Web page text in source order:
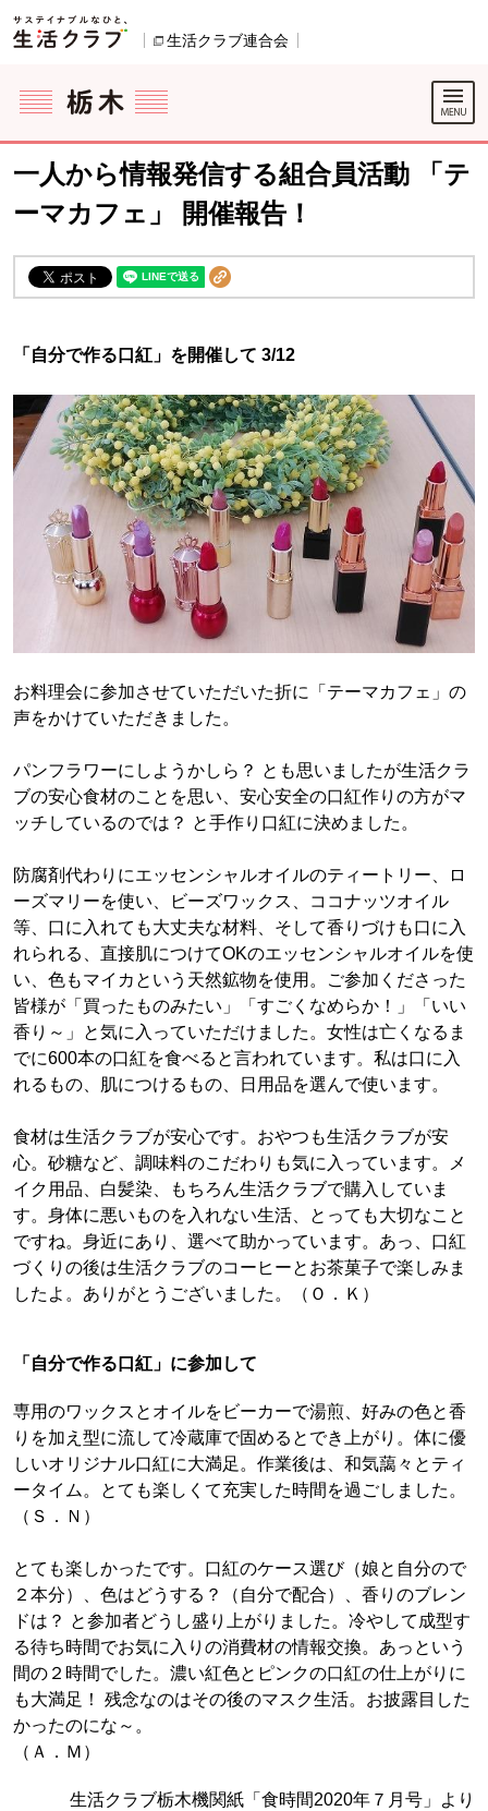
ページの先頭です。
生活クラブ連合会
ここからサイト内共通メニューです。
サイト内共通メニューをスキップする
サイト内共通メニューここまで。
一人から情報発信する組合員活動 「テ
ーマカフェ」 開催報告！
「自分で作る口紅」を開催して 3/12
お料理会に参加させていただいた折に「テーマカフェ」の
声をかけていただきました。
パンフラワーにしようかしら？ とも思いましたが生活クラ
ブの安心食材のことを思い、安心安全の口紅作りの方がマ
ッチしているのでは？ と手作り口紅に決めました。
防腐剤代わりにエッセンシャルオイルのティートリー、ロ
ーズマリーを使い、ビーズワックス、ココナッツオイル
等、口に入れても大丈夫な材料、そして香りづけも口に入
れられる、直接肌につけてOKのエッセンシャルオイルを使
い、色もマイカという天然鉱物を使用。ご参加くださった
皆様が「買ったものみたい」「すごくなめらか！」「いい
香り～」と気に入っていただけました。女性は亡くなるま
でに600本の口紅を食べると言われています。私は口に入
れるもの、肌につけるもの、日用品を選んで使います。
食材は生活クラブが安心です。おやつも生活クラブが安
心。砂糖など、調味料のこだわりも気に入っています。メ
イク用品、白髪染、もちろん生活クラブで購入していま
す。身体に悪いものを入れない生活、とっても大切なこと
ですね。身近にあり、選べて助かっています。あっ、口紅
づくりの後は生活クラブのコーヒーとお茶菓子で楽しみま
したよ。ありがとうございました。（Ｏ．Ｋ）
「自分で作る口紅」に参加して
専用のワックスとオイルをビーカーで湯煎、好みの色と香
りを加え型に流して冷蔵庫で固めるとでき上がり。体に優
しいオリジナル口紅に大満足。作業後は、和気藹々とティ
ータイム。とても楽しくて充実した時間を過ごしました。
（Ｓ．Ｎ）
とても楽しかったです。口紅のケース選び（娘と自分ので
２本分）、色はどうする？（自分で配合）、香りのブレン
ドは？ と参加者どうし盛り上がりました。冷やして成型す
る待ち時間でお気に入りの消費材の情報交換。あっという
間の２時間でした。濃い紅色とピンクの口紅の仕上がりに
も大満足！ 残念なのはその後のマスク生活。お披露目した
かったのにな～。
（Ａ．Ｍ）
生活クラブ栃木機関紙「食時間2020年７月号」より